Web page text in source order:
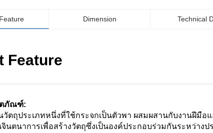
Dimension Technical
Feature
ตภัณฑ์:
วัตถุประเภทหนึ่งที่ใช้กระจกเป็นตัวพา ผสมผสานกับงานฝีมื
นตนาการเพื่อสร้างวัตถุซึ่งเป็นองค์ประกอบร่วมกันระหว่าง